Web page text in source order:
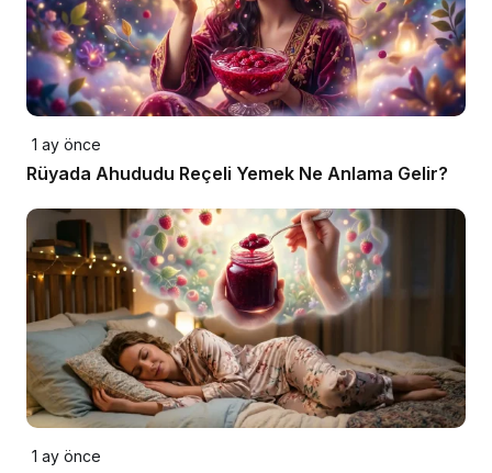
1 ay önce
Rüyada Ahududu Reçeli Yemek Ne Anlama Gelir?
1 ay önce